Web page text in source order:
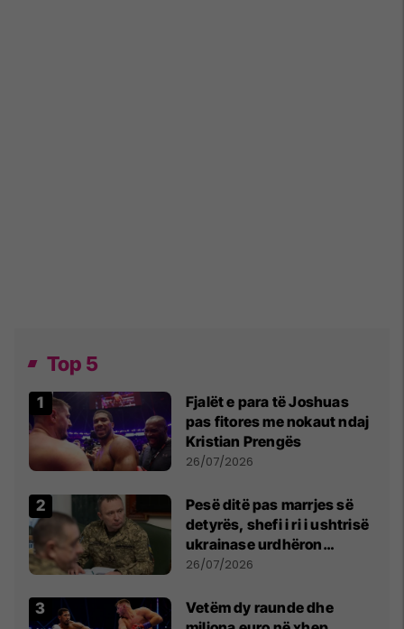
Top 5
Fjalët e para të Joshuas
pas fitores me nokaut ndaj
Kristian Prengës
26/07/2026
Pesë ditë pas marrjes së
detyrës, shefi i ri i ushtrisë
ukrainase urdhëron
kontroll të madh
26/07/2026
Vetëm dy raunde dhe